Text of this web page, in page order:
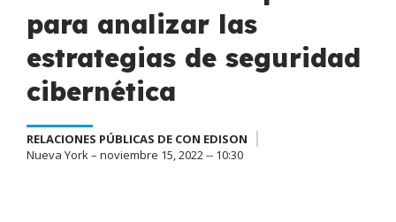
para analizar las
estrategias de seguridad
cibernética
RELACIONES PÚBLICAS DE CON EDISON
Nueva York – noviembre 15, 2022 -- 10:30